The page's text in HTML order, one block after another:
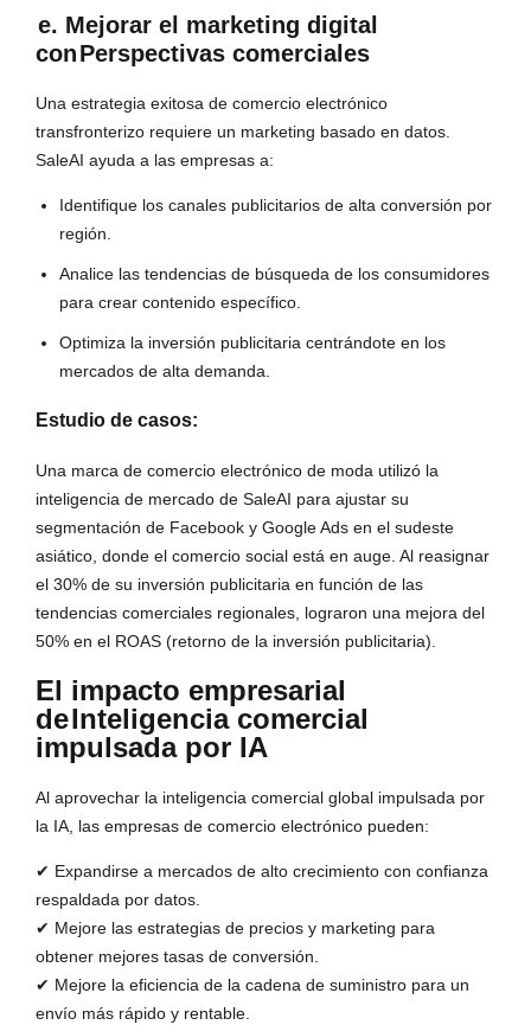
e. Mejorar el marketing digital
conPerspectivas comerciales
Una estrategia exitosa de comercio electrónico
transfronterizo requiere un marketing basado en datos.
SaleAI ayuda a las empresas a:
Identifique los canales publicitarios de alta conversión por
región.
Analice las tendencias de búsqueda de los consumidores
para crear contenido específico.
Optimiza la inversión publicitaria centrándote en los
mercados de alta demanda.
Estudio de casos:
Una marca de comercio electrónico de moda utilizó la
inteligencia de mercado de SaleAI para ajustar su
segmentación de Facebook y Google Ads en el sudeste
asiático, donde el comercio social está en auge. Al reasignar
el 30% de su inversión publicitaria en función de las
tendencias comerciales regionales, lograron una mejora del
50% en el ROAS (retorno de la inversión publicitaria).
El impacto empresarial
deInteligencia comercial
impulsada por IA
Al aprovechar la inteligencia comercial global impulsada por
la IA, las empresas de comercio electrónico pueden:
✔ Expandirse a mercados de alto crecimiento con confianza
respaldada por datos.
✔ Mejore las estrategias de precios y marketing para
obtener mejores tasas de conversión.
✔ Mejore la eficiencia de la cadena de suministro para un
envío más rápido y rentable.